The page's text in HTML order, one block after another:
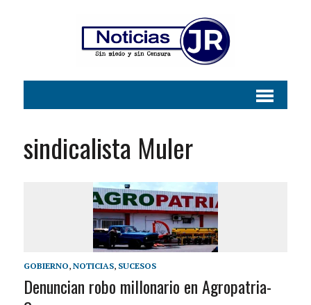
sindicalista Muler
GOBIERNO, NOTICIAS, SUCESOS
Denuncian robo millonario en Agropatria-